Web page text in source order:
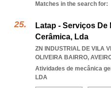
Matches in the search for:
Latap - Serviços
Cerâmica, Lda
ZN INDUSTRIAL DE VILA
OLIVEIRA BAIRRO,
Atividades de mecânica
LDA